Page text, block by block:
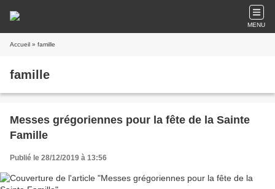
MENU
Accueil » famille
famille
Messes grégoriennes pour la fête de la Sainte
Famille
Publié le 28/12/2019 à 13:56